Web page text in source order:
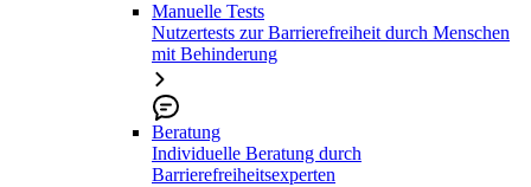
Manuelle Tests
Nutzertests zur Barrierefreiheit durch Menschen
mit Behinderung
Beratung
Individuelle Beratung durch
Barrierefreiheitsexperten